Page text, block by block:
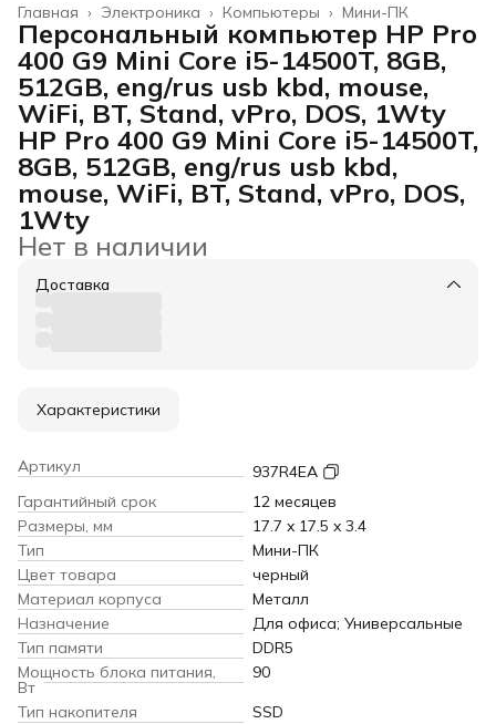
Мини-ПК
Компьютеры ›
Электроника ›
Главная ›
Персональный компьютер HP Pro
400 G9 Mini Core i5-14500T, 8GB,
512GB, eng/rus usb kbd, mouse,
WiFi, BT, Stand, vPro, DOS, 1Wty
HP Pro 400 G9 Mini Core i5-14500T,
8GB, 512GB, eng/rus usb kbd,
mouse, WiFi, BT, Stand, vPro, DOS,
1Wty
Нет в наличии
Доставка
Характеристики
Артикул
937R4EA
Гарантийный срок
12 месяцев
Размеры, мм
17.7 x 17.5 x 3.4
Тип
Мини-ПК
Цвет товара
черный
Материал корпуса
Металл
Назначение
Для офиса; Универсальные
Тип памяти
DDR5
Мощность блока питания,
Вт
90
Тип накопителя
SSD